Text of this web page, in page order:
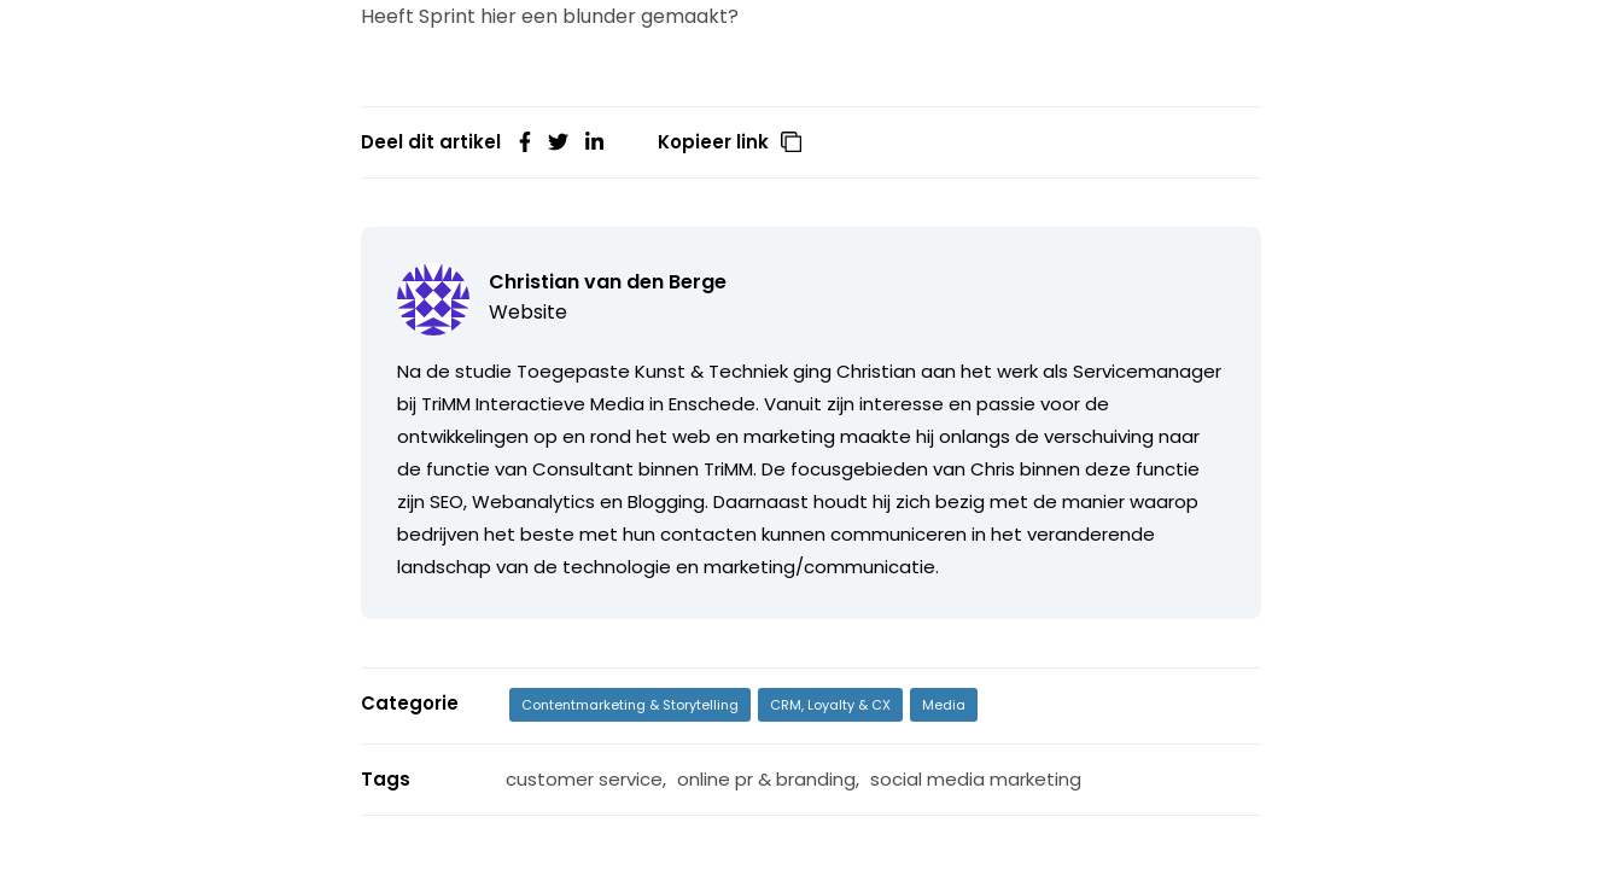
Heeft Sprint hier een blunder gemaakt?
Deel dit artikel Kopieer link
Christian van den Berge
Website
Na de studie Toegepaste Kunst & Techniek ging Christian aan het werk als Servicemanager
bij TriMM Interactieve Media in Enschede. Vanuit zijn interesse en passie voor de
ontwikkelingen op en rond het web en marketing maakte hij onlangs de verschuiving naar
de functie van Consultant binnen TriMM. De focusgebieden van Chris binnen deze functie
zijn SEO, Webanalytics en Blogging. Daarnaast houdt hij zich bezig met de manier waarop
bedrijven het beste met hun contacten kunnen communiceren in het veranderende
landschap van de technologie en marketing/communicatie.
Categorie Contentmarketing & Storytelling CRM, Loyalty & CX Media
Tags customer service, online pr & branding, social media marketing